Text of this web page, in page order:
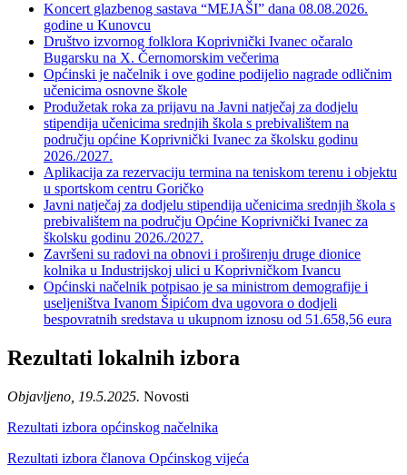
Koncert glazbenog sastava “MEJAŠI” dana 08.08.2026.
godine u Kunovcu
Društvo izvornog folklora Koprivnički Ivanec očaralo
Bugarsku na X. Černomorskim večerima
Općinski je načelnik i ove godine podijelio nagrade odličnim
učenicima osnovne škole
Produžetak roka za prijavu na Javni natječaj za dodjelu
stipendija učenicima srednjih škola s prebivalištem na
području općine Koprivnički Ivanec za školsku godinu
2026./2027.
Aplikacija za rezervaciju termina na teniskom terenu i objektu
u sportskom centru Goričko
Javni natječaj za dodjelu stipendija učenicima srednjih škola s
prebivalištem na području Općine Koprivnički Ivanec za
školsku godinu 2026./2027.
Završeni su radovi na obnovi i proširenju druge dionice
kolnika u Industrijskoj ulici u Koprivničkom Ivancu
Općinski načelnik potpisao je sa ministrom demografije i
useljeništva Ivanom Šipićom dva ugovora o dodjeli
bespovratnih sredstava u ukupnom iznosu od 51.658,56 eura
Rezultati lokalnih izbora
Objavljeno, 19.5.2025. Novosti
Rezultati izbora općinskog načelnika
Rezultati izbora članova Općinskog vijeća